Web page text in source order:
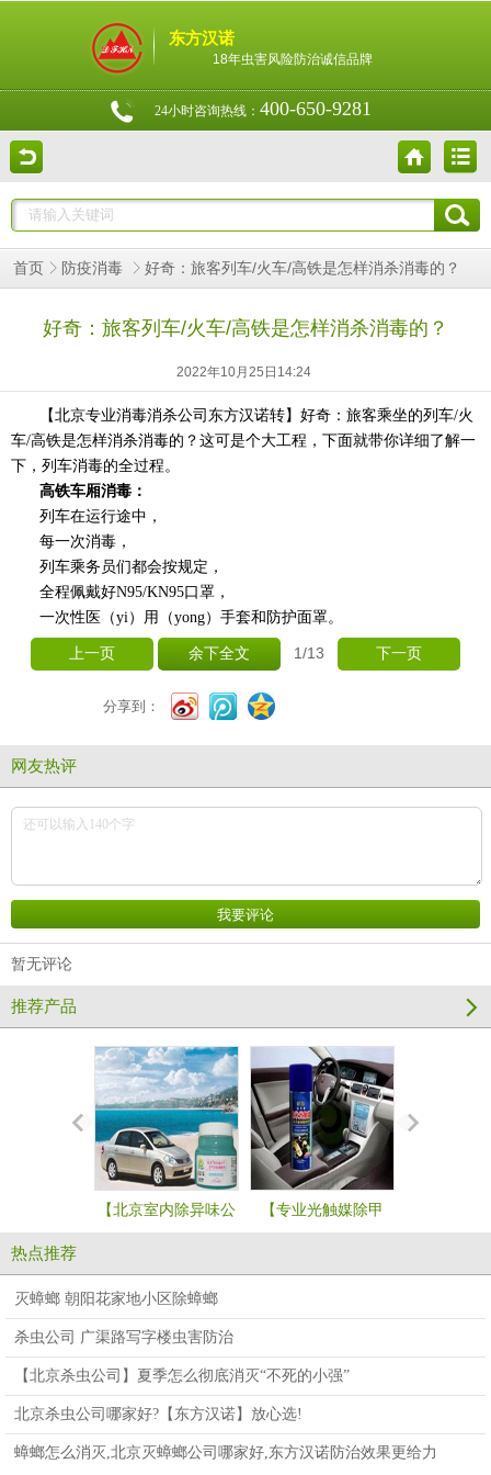
东方汉诺
18年虫害风险防治诚信品牌
24小时咨询热线： 400-650-9281
首页 防疫消毒 好奇：旅客列车/火车/高铁是怎样消杀消毒的？
好奇：旅客列车/火车/高铁是怎样消杀消毒的？
2022年10月25日14:24
【北京专业消毒消杀公司 东方汉诺转】好奇：旅客乘坐的列车/火
车/高铁是怎样消杀消毒的？这可是个大工程，下面就带你详细了解一
下，列车消毒的全过程。
高铁车厢消毒：
列车在运行途中，
每一次消毒，
列车乘务员们都会按规定，
全程佩戴好N95/KN95口罩，
一次性医（yi）用（yong）手套和防护面罩。
上一页 余下全文 1/13 下一页
分享到：
网友热评
暂无评论
推荐产品
【北京室内除异味公
污染祛除用
【专业光触媒除甲
热点推荐
灭蟑螂 朝阳花家地小区除蟑螂
杀虫公司 广渠路写字楼虫害防治
【北京杀虫公司】夏季怎么彻底消灭“不死的小强”
北京杀虫公司哪家好?【东方汉诺】放心选!
蟑螂怎么消灭,北京灭蟑螂公司哪家好,东方汉诺防治效果更给力